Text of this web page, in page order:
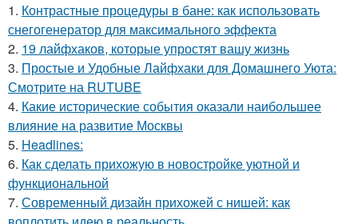
1. Контрастные процедуры в бане: как использовать
снегогенератор для максимального эффекта
2. 19 лайфхаков, которые упростят вашу жизнь
3. Простые и Удобные Лайфхаки для Домашнего Уюта:
Смотрите на RUTUBE
4. Какие исторические события оказали наибольшее
влияние на развитие Москвы
5. Headlines:
6. Как сделать прихожую в новостройке уютной и
функциональной
7. Современный дизайн прихожей с нишей: как